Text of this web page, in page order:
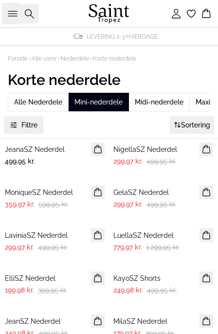
Søg Log ind
LEVERING 2-3 HVERDAGE
Forside Alle varer Nederdele Korte nederdele
Korte nederdele
Alle Nederdele Mini-nederdele Midi-nederdele Maxi-
Filtre Sortering
NYHED
JeanaSZ Nederdel
499,95 kr.
NigellaSZ Nederdel
299,97 kr. 499,95 kr.
MoniqueSZ Nederdel
359,97 kr. 599,95 kr.
GelaSZ Nederdel
299,97 kr. 499,95 kr.
LaviniaSZ Nederdel
299,97 kr. 499,95 kr.
LuellaSZ Nederdel
779,97 kr. 1.299,95 kr.
ElliSZ Nederdel
199,98 kr. 399,95 kr.
KayoSZ Shorts
249,98 kr. 499,95 kr.
JeanSZ Nederdel
MilaSZ Nederdel